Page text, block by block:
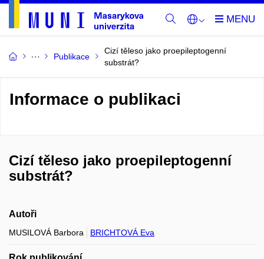
Publikace
Cizí těleso jako proepileptogenní
substrát?
Informace o publikaci
Cizí těleso jako proepileptogenní
substrát?
Autoři
MUSILOVÁ Barbora BRICHTOVÁ Eva